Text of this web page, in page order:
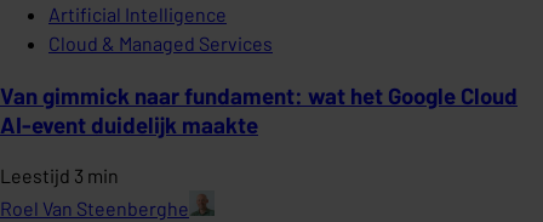
Artificial Intelligence
Cloud & Managed Services
Van gimmick naar fundament: wat het Google Cloud
AI-event duidelijk maakte
Leestijd 3 min
Roel Van Steenberghe